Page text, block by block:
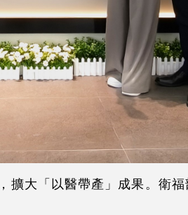
大「以醫帶產」成果。衛